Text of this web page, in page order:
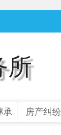
所
承 房产纠纷